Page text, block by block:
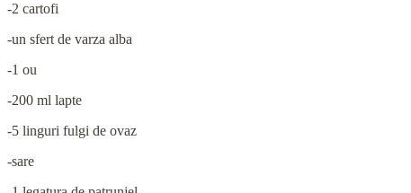
-2 cartofi
-un sfert de varza alba
-1 ou
-200 ml lapte
-5 linguri fulgi de ovaz
-sare